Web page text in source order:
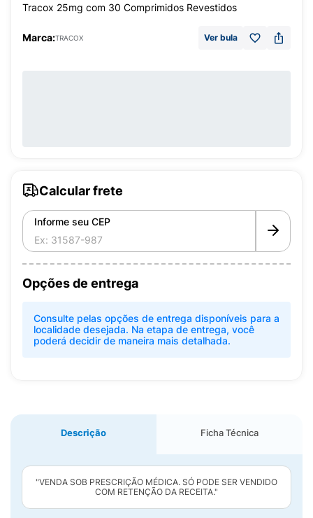
Tracox 25mg com 30 Comprimidos Revestidos
Marca:TRACOX Ver bula
Calcular frete
Informe seu CEP
Opções de entrega
Consulte pelas opções de entrega disponíveis para a
localidade desejada. Na etapa de entrega, você
poderá decidir de maneira mais detalhada.
Descrição Ficha Técnica
"VENDA SOB PRESCRIÇÃO MÉDICA. SÓ PODE SER VENDIDO
COM RETENÇÃO DA RECEITA."